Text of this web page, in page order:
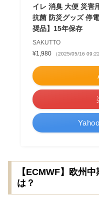
イレ 消臭 大便 災害
抗菌 防災グッズ 停
奨品】15年保存
SAKUTTO
¥1,980
（2025/05/16
【ECMWF】欧州
は？